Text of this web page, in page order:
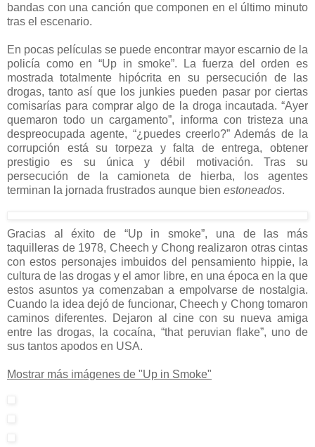
bandas con una canción que componen en el último minuto
tras el escenario.
En pocas películas se puede encontrar mayor escarnio de la
policía como en “Up in smoke”. La fuerza del orden es
mostrada totalmente hipócrita en su persecución de las
drogas, tanto así que los junkies pueden pasar por ciertas
comisarías para comprar algo de la droga incautada. “Ayer
quemaron todo un cargamento”, informa con tristeza una
despreocupada agente, “¿puedes creerlo?” Además de la
corrupción está su torpeza y falta de entrega, obtener
prestigio es su única y débil motivación. Tras su
persecución de la camioneta de hierba, los agentes
terminan la jornada frustrados aunque bien estoneados.
Gracias al éxito de “Up in smoke”, una de las más
taquilleras de 1978, Cheech y Chong realizaron otras cintas
con estos personajes imbuidos del pensamiento hippie, la
cultura de las drogas y el amor libre, en una época en la que
estos asuntos ya comenzaban a empolvarse de nostalgia.
Cuando la idea dejó de funcionar, Cheech y Chong tomaron
caminos diferentes. Dejaron al cine con su nueva amiga
entre las drogas, la cocaína, “that peruvian flake”, uno de
sus tantos apodos en USA.
Mostrar más imágenes de "Up in Smoke"